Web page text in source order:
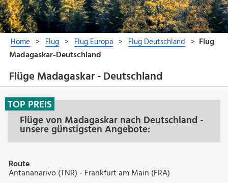
Flüge Madagaskar - Deutschland
Flüge von Madagaskar nach Deutschland -
unsere günstigsten Angebote:
TOP PREIS
Route
Antananarivo (TNR) - Frankfurt am Main (FRA)